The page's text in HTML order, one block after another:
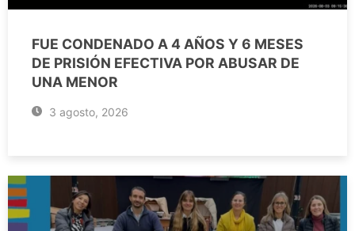
FUE CONDENADO A 4 AÑOS Y 6 MESES
DE PRISIÓN EFECTIVA POR ABUSAR DE
UNA MENOR
3 agosto, 2026